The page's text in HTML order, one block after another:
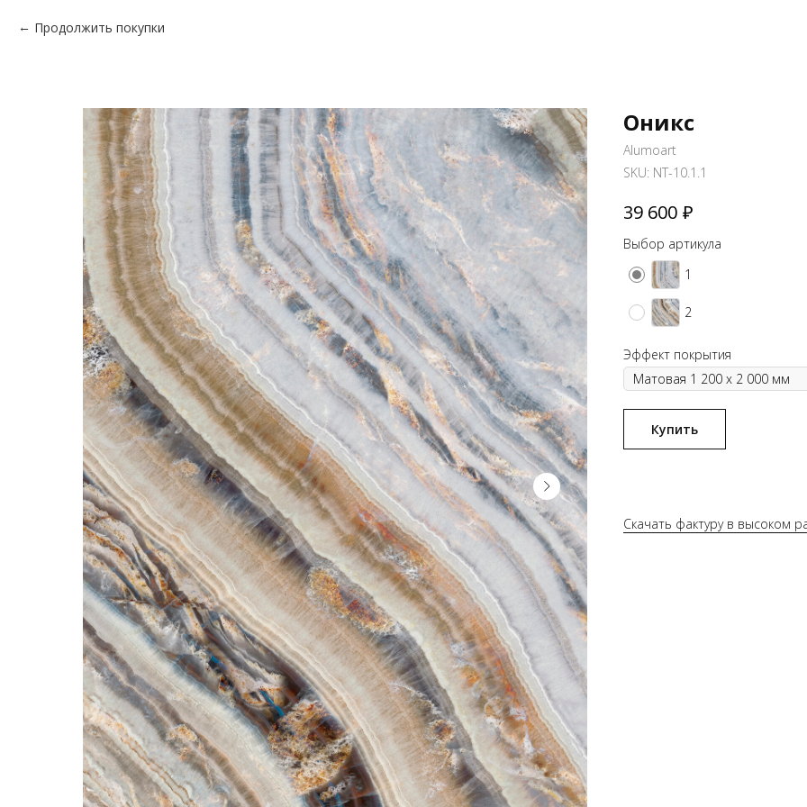
Продолжить покупки
Оникс
Alumoart
SKU: NT-10.1.1
39 600 ₽
Выбор артикула
1
2
Эффект покрытия
Купить
Скачать фактуру в высоком